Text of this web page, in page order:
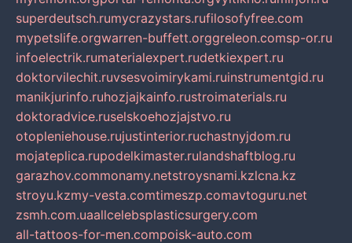
superdeutsch.rumycrazystars.rufilosofyfree.com
mypetslife.orgwarren-buffett.orggreleon.comsp-or.ru
infoelectrik.rumaterialexpert.rudetkiexpert.ru
doktorvilechit.ruvsesvoimirykami.ruinstrumentgid.ru
manikjurinfo.ruhozjajkainfo.rustroimaterials.ru
doktoradvice.ruselskoehozjajstvo.ru
otopleniehouse.rujustinterior.ruchastnyjdom.ru
mojateplica.rupodelkimaster.rulandshaftblog.ru
garazhov.commonamy.netstroysnami.kzlcna.kz
stroyu.kzmy-vesta.comtimeszp.comavtoguru.net
zsmh.com.uaallcelebsplasticsurgery.com
all-tattoos-for-men.compoisk-auto.com